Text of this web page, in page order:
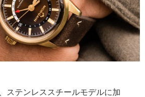
ステンレススチールモデルに加